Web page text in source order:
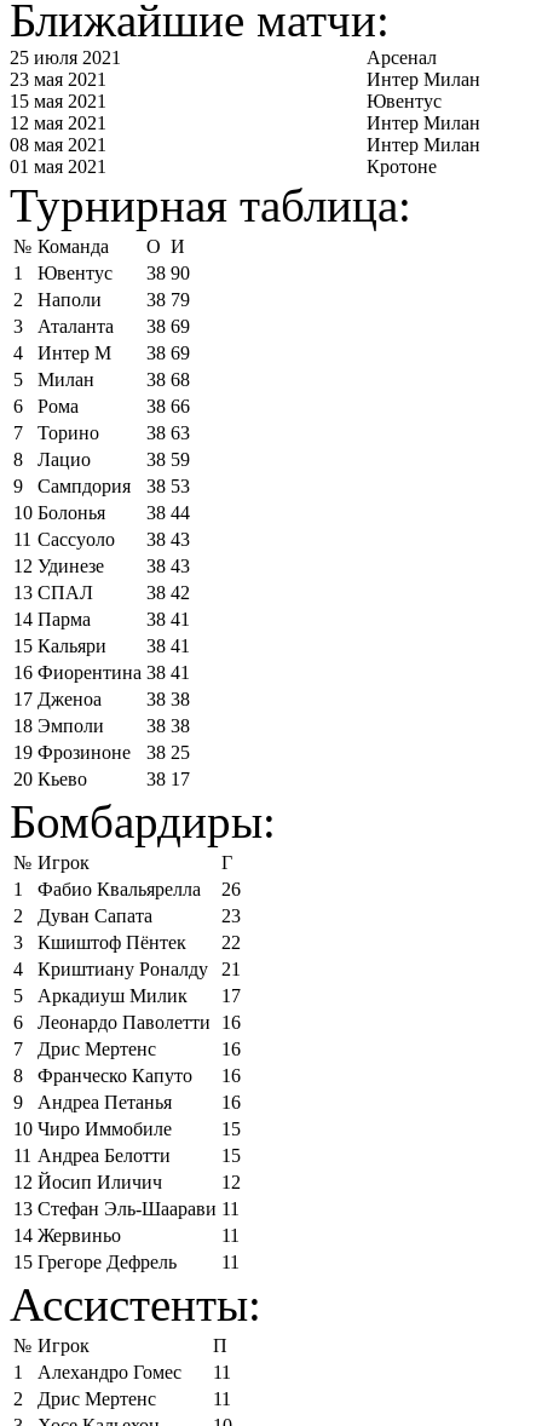
Ближайшие матчи:
25 июля 2021
Арсенал
23 мая 2021
Интер Милан
15 мая 2021
Ювентус
12 мая 2021
Интер Милан
08 мая 2021
Интер Милан
01 мая 2021
Кротоне
Турнирная таблица:
№ Команда О И
1
Ювентус 38 90
2
Наполи 38 79
3
Аталанта 38 69
4
Интер М 38 69
5
Милан 38 68
6
Рома 38 66
7
Торино 38 63
8
Лацио 38 59
9
Сампдория 38 53
10 Болонья 38 44
11 Сассуоло 38 43
12 Удинезе 38 43
13 СПАЛ 38 42
14 Парма 38 41
15 Кальяри 38 41
16 Фиорентина 38 41
17 Дженоа 38 38
18 Эмполи 38 38
19 Фрозиноне 38 25
20 Кьево 38 17
Бомбардиры:
№ Игрок
Г
1
Фабио Квальярелла
26
2
Дуван Сапата
23
3
Кшиштоф Пёнтек
22
4
Криштиану Роналду
21
5
Аркадиуш Милик
17
6
Леонардо Паволетти
16
7
Дрис Мертенс
16
8
Франческо Капуто
16
9
Андреа Петанья
16
10 Чиро Иммобиле
15
11 Андреа Белотти
15
12 Йосип Иличич
12
13 Стефан Эль-Шаарави 11
14 Жервиньо
11
15 Грегоре Дефрель 11
Ассистенты:
№ Игрок
П
1
Алехандро Гомес
11
2
Дрис Мертенс
11